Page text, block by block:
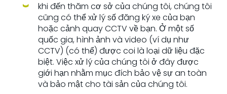
khi đến thăm cơ sở của chúng tôi, chúng tôi
cũng có thể xử lý số đăng ký xe của bạn
hoặc cảnh quay CCTV về bạn. Ở một số
quốc gia, hình ảnh và video (ví dụ như
CCTV) (có thể) được coi là loại dữ liệu đặc
biệt. Việc xử lý của chúng tôi ở đây được
giới hạn nhằm mục đích bảo vệ sự an toàn
và bảo mật cho tài sản của chúng tôi.